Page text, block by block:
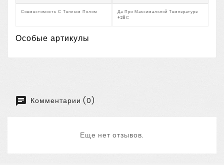
Совместимость С Теплым Полом
Да При Максимальной Температуре
+28С
Особые артикулы
Комментарии (0)
Еще нет отзывов.